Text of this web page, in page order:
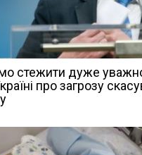
стежити дуже
про загрозу